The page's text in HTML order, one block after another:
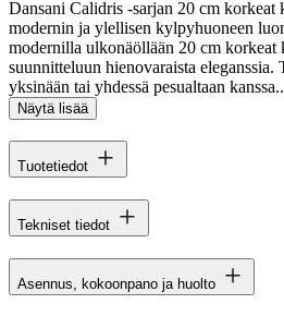
Dansani Calidris -sarjan 20 cm korkeat
modernin ja ylellisen kylpyhuoneen
modernilla ulkonäöllään 20 cm korkeat
suunnitteluun hienovaraista eleganssia.
yksinään tai yhdessä pesualtaan
Näytä lisää
Tuotetiedot
Tekniset tiedot
Asennus, kokoonpano ja huolto